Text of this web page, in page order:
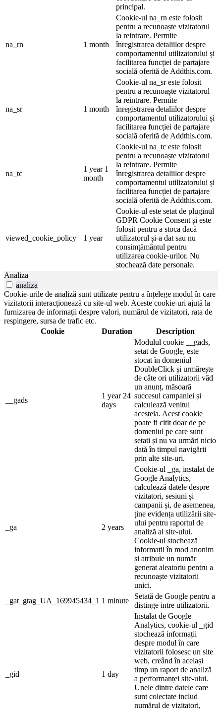
principal.
na_rn 1 month
Cookie-ul na_rn este folosit
pentru a recunoaște vizitatorul
la reintrare. Permite
înregistrarea detaliilor despre
comportamentul utilizatorului și
facilitarea funcției de partajare
socială oferită de Addthis.com.
na_sr 1 month
Cookie-ul na_sr este folosit
pentru a recunoaște vizitatorul
la reintrare. Permite
înregistrarea detaliilor despre
comportamentul utilizatorului și
facilitarea funcției de partajare
socială oferită de Addthis.com.
na_tc
1 year 1
month
Cookie-ul na_tc este folosit
pentru a recunoaște vizitatorul
la reintrare. Permite
înregistrarea detaliilor despre
comportamentul utilizatorului și
facilitarea funcției de partajare
socială oferită de Addthis.com.
viewed_cookie_policy 1 year
Cookie-ul este setat de pluginul
GDPR Cookie Consent și este
folosit pentru a stoca dacă
utilizatorul și-a dat sau nu
consimțământul pentru
utilizarea cookie-urilor. Nu
stochează date personale.
Analiza
analiza
Cookie-urile de analiză sunt utilizate pentru a înțelege modul în care
vizitatorii interacționează cu site-ul web. Aceste cookie-uri ajută la
furnizarea de informații despre valori, numărul de vizitatori, rata de
respingere, sursa de trafic etc.
Cookie
Duration Description
__gads
1 year 24
days
Modulul cookie __gads,
setat de Google, este
stocat în domeniul
DoubleClick și urmărește
de câte ori utilizatorii văd
un anunț, măsoară
succesul campaniei și
calculează venitul
acesteia. Acest cookie
poate fi citit doar de pe
domeniul pe care sunt
setati și nu va urmări nicio
dată în timpul navigării
prin alte site-uri.
_ga 2 years
Cookie-ul _ga, instalat de
Google Analytics,
calculează datele despre
vizitatori, sesiuni și
campanii și, de asemenea,
ține evidența utilizării site-
ului pentru raportul de
analiză al site-ului.
Cookie-ul stochează
informații în mod anonim
și atribuie un număr
generat aleatoriu pentru a
recunoaște vizitatorii
unici.
_gat_gtag_UA_169945434_1 1 minute
Setată de Google pentru a
distinge intre utilizatorii.
_gid 1 day
Instalat de Google
Analytics, cookie-ul _gid
stochează informații
despre modul în care
vizitatorii folosesc un site
web, creând în același
timp un raport de analiză
a performanței site-ului.
Unele dintre datele care
sunt colectate includ
numărul de vizitatori,